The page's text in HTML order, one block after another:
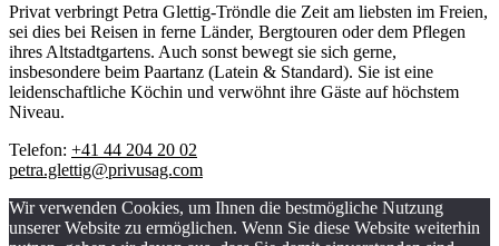
Privat verbringt Petra Glettig-Tröndle die Zeit am liebsten im Freien,
sei dies bei Reisen in ferne Länder, Bergtouren oder dem Pflegen
ihres Altstadtgartens. Auch sonst bewegt sie sich gerne,
insbesondere beim Paartanz (Latein & Standard). Sie ist eine
leidenschaftliche Köchin und verwöhnt ihre Gäste auf höchstem
Niveau.
Telefon: +41 44 204 20 02
petra.glettig@privusag.com
Wir verwenden Cookies, um Ihnen die bestmögliche Nutzung
unserer Website zu ermöglichen. Wenn Sie diese Website weiterhin